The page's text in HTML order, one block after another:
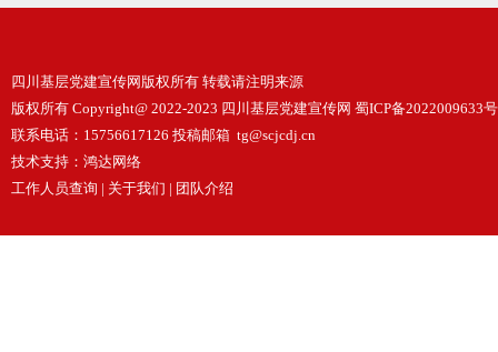
四川基层党建宣传网版权所有 转载请注明来源
版权所有 Copyright@ 2022-2023 四川基层党建宣传网 蜀ICP备2022009633号
联系电话：15756617126 投稿邮箱 tg@scjcdj.cn
技术支持： 鸿达网络
工作人员查询 | 关于我们 | 团队介绍